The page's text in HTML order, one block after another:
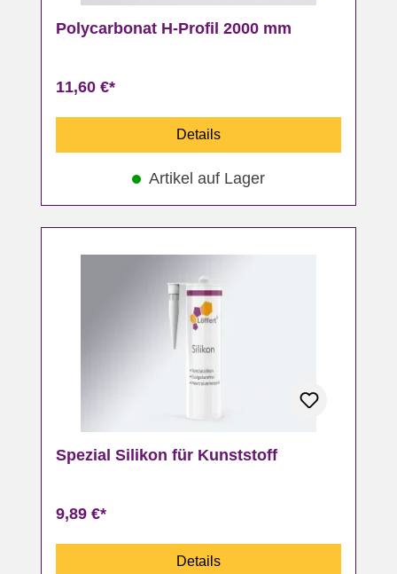
Polycarbonat H-Profil 2000 mm
11,60 €*
Details
Artikel auf Lager
Spezial Silikon für Kunststoff
9,89 €*
Details